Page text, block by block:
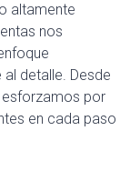
altamente
nos
detalle. Desde
esforzamos por
en cada paso